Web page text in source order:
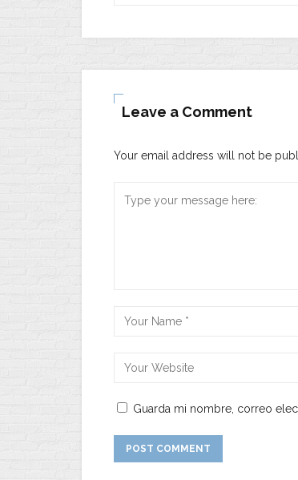
Leave a Comment
Your email address will not be
Guarda mi nombre, correo